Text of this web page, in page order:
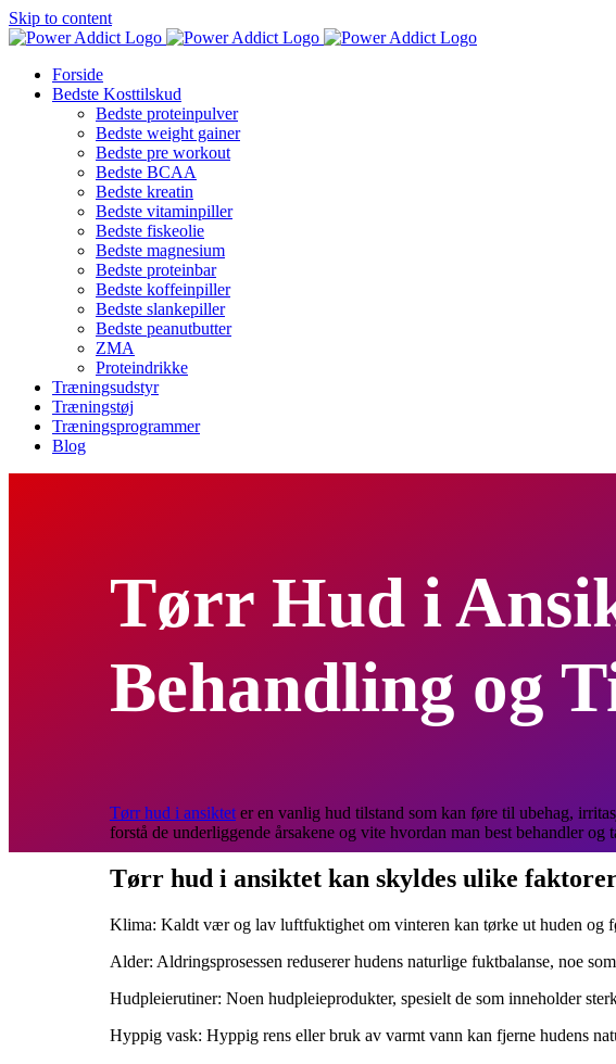
Skip to content
Forside
Bedste Kosttilskud
Bedste proteinpulver
Bedste weight gainer
Bedste pre workout
Bedste BCAA
Bedste kreatin
Bedste vitaminpiller
Bedste fiskeolie
Bedste magnesium
Bedste proteinbar
Bedste koffeinpiller
Bedste slankepiller
Bedste peanutbutter
ZMA
Proteindrikke
Træningsudstyr
Træningstøj
Træningsprogrammer
Blog
Tørr Hud i
Behandling og
Tørr hud i ansikteter en vanlig hud tilstand som kan føre til ubehag,
forstå de underliggende årsakene og vite hvordan man best behandler
Tørr hud i ansiktet kan skyldes ulike
Klima: Kaldt vær og lav luftfuktighet om vinteren kan tørke ut huden og
Alder: Aldringsprosessen reduserer hudens naturlige fuktbalanse, noe
Hudpleierutiner: Noen hudpleieprodukter, spesielt de som inneholder
Hyppig vask: Hyppig rens eller bruk av varmt vann kan fjerne hudens